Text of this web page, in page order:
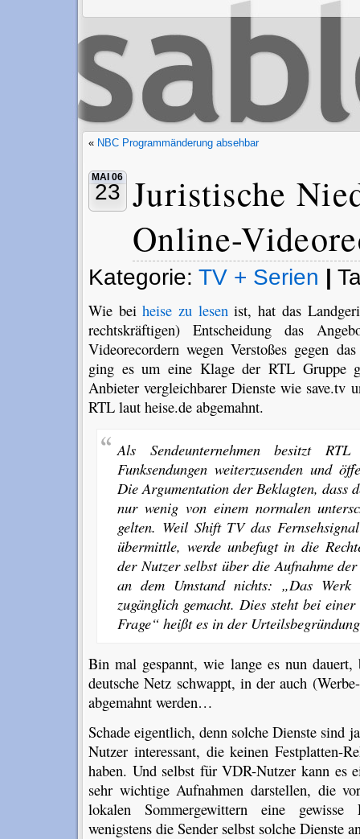
« NBC Programmänderung absehbar
MAI 06
23 Juristische
Online-
Kategorie: TV + Serien |
Wie beiheise zu lesen ist, hat das
rechtskräftigen) Entscheidung das
Videorecordern wegen Verstoßes gegen
ging es um eine Klage der RTL Gruppe
Anbieter vergleichbarer Dienste wie save.tv
RTL laut heise.de abgemahnt.
Als Sendeunternehmen besitzt
Funksendungen weiterzusenden und
Die Argumentation der Beklagten, dass
nur wenig von einem normalen
gelten. Weil Shift TV das
übermittle, werde unbefugt in die
der Nutzer selbst über die Aufnahme der
an dem Umstand nichts: „Das
zugänglich gemacht. Dies steht bei
Frage“ heißt es in der
Bin mal gespannt, wie lange es nun
deutsche Netz schwappt, in der auch
abgemahnt werden…
Schade eigentlich, denn solche Dienste sind
Nutzer interessant, die keinen Festplatten-
haben. Und selbst für VDR-Nutzer kann es
sehr wichtige Aufnahmen darstellen, die
lokalen Sommergewittern eine gewisse
wenigstens die Sender selbst solche Dienste